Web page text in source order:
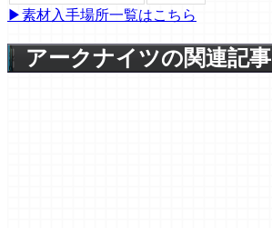
▶素材入手場所一覧はこちら
アークナイツの関連記事